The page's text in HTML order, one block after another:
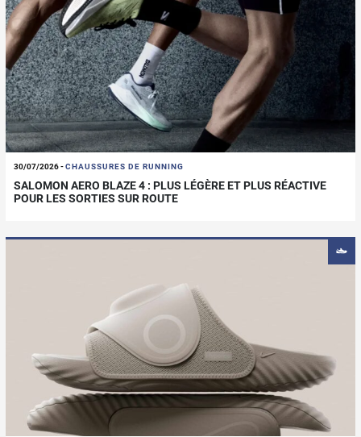
30/07/2026-CHAUSSURES DE RUNNING
SALOMON AERO BLAZE 4 : PLUS LÉGÈRE ET PLUS RÉACTIVE
POUR LES SORTIES SUR ROUTE